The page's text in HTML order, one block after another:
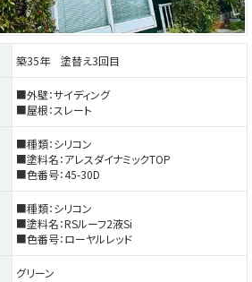
築35年 塗替え3回目
■外壁：サイディング
■屋根：スレート
■種類：シリコン
■塗料名：アレスダイナミックTOP
■色番号：45-30D
■種類：シリコン
■塗料名：RSルーフ2液Si
■色番号：ローヤルレッド
グリーン